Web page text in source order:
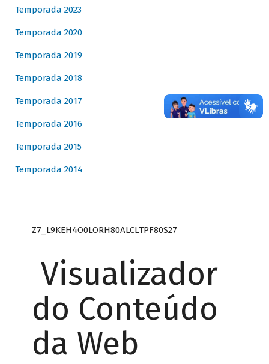
Temporada 2023
Temporada 2020
Temporada 2019
Temporada 2018
Temporada 2017
Temporada 2016
Temporada 2015
Temporada 2014
Z7_L9KEH4O0LORH80ALCLTPF80S27
Visualizador
do Conteúdo
da Web